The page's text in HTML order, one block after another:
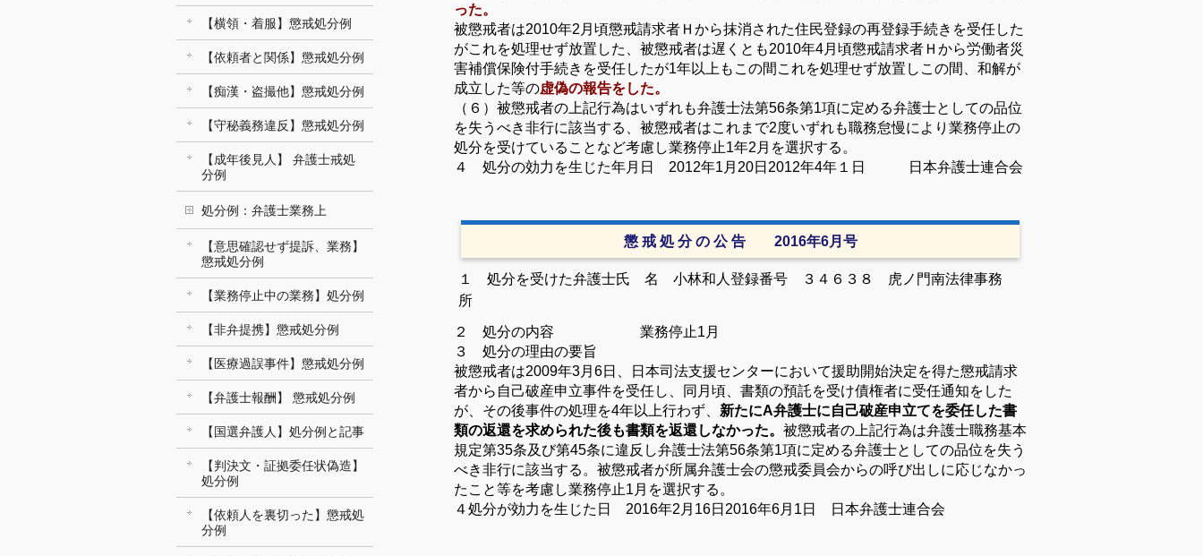
った。
（５）被懲戒者は2010年2 月頃懲戒請求者Ｈから抹消された住民登録の再登録手続きを受任した
がこれを処理せず放置した、被懲戒者は遅くとも2010年4月頃懲戒請求者Ｈから労働者災
害補償保険付手続きを受任したが1年以上もこの間これを処理せず放置しこの間、和解が
成立した等の虚偽の報告をした。
（６）被懲戒者の上記行為はいずれも弁護士法第56条第1項に定める弁護士としての品位
を失うべき非行に該当する、被懲戒者はこれまで2度いずれも職務怠慢により業務停止の
処分を受けていることなど考慮し業務停止1年2 月を選択する。
４ 処分の効力を生じた年月日
2012年1 月 20日 2012年4年１日 日本弁護士連合会
懲 戒 処 分 の 公 告 2016年6月号
１ 処分を受けた弁護士氏 名 小林和人登録番号 ３４６３８ 虎ノ門南法律事務
所
２ 処分の内容 業務停止1 月
３ 処分の理由の要旨
被懲戒者は2009年3月 6日、日本司法支援センターにおいて援助開始決定を得た懲戒請求
者から自己破産申立事件を受任し、同月頃、書類の預託を受け債権者に受任通知をした
が、その後事件の処理を4年以上行わず、 新たにA弁護士に自己破産申立てを委任した書
類の返還を求められた後も書類を返還しなかった。 被懲戒者の上記行為は弁護士職務基本
規定第35条及び第45条に違反し弁護士法第56条第1項に定める弁護士としての品位を失う
べき非行に該当する。被懲戒者が所属弁護士会の懲戒委員会からの呼び出しに応じなかっ
たこと等を考慮し業務停止1 月を選択する。
４処分が効力を生じた日 2016年2 月 16日 2016年6月 1 日 日本弁護士連合会
【横領・着服】懲戒処分例
【依頼者と関係】懲戒処分例
【痴漢・盗撮他】懲戒処分例
【守秘義務違反】懲戒処分例
【成年後見人】 弁護士戒処
分例
処分例：弁護士業務上
【意思確認せず提訴、業務】
懲戒処分例
【業務停止中の業務】処分例
【非弁提携】懲戒処分例
【医療過誤事件】懲戒処分例
【弁護士報酬】 懲戒処分例
【国選弁護人】処分例と記事
【判決文・証拠委任状偽造】
処分例
【依頼人を裏切った】懲戒処
分例